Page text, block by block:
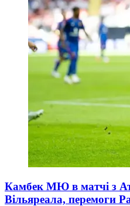
Камбек МЮ в матчі з
Вільяреала, перемоги